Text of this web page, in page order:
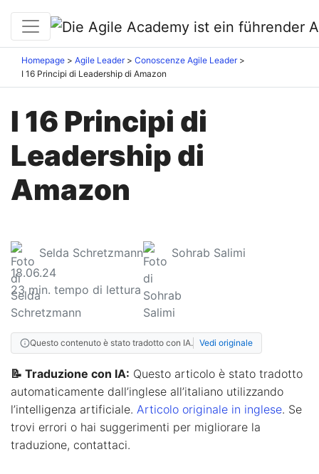
Homepage Agile Leader
Conoscenze Agile Leader
I 16 Principi di Leadership di Amazon
I 16 Principi di
Leadership di
Amazon
Selda Schretzmann
Sohrab Salimi
18.06.24
23min. tempo di lettura
Questo contenuto è stato tradotto con IA. Vedi originale
📝 Traduzione con IA: Questo articolo è stato tradotto
automaticamente dall’inglese all’italiano utilizzando
l’intelligenza artificiale. Articolo originale in inglese. Se
trovi errori o hai suggerimenti per migliorare la
traduzione, contattaci.